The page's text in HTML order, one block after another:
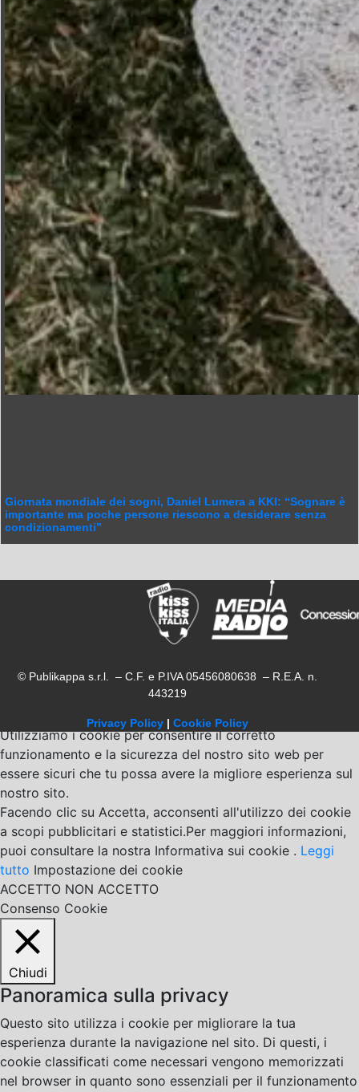
Giornata mondiale dei sogni, Daniel Lumera a KKI: “Sognare è
importante ma poche persone riescono a desiderare senza
condizionamenti”
© Publikappa s.r.l. – C.F. e P.IVA 05456080638 – R.E.A. n.
443219
Privacy Policy | Cookie Policy
Utilizziamo i cookie per consentire il corretto
funzionamento e la sicurezza del nostro sito web per
essere sicuri che tu possa avere la migliore esperienza sul
nostro sito.
Facendo clic su Accetta, acconsenti all'utilizzo dei cookie
a scopi pubblicitari e statistici.Per maggiori informazioni,
puoi consultare la nostra Informativa sui cookie . Leggi
tutto Impostazione dei cookie
ACCETTO NON ACCETTO
Consenso Cookie
Chiudi
Panoramica sulla privacy
Questo sito utilizza i cookie per migliorare la tua
esperienza durante la navigazione nel sito. Di questi, i
cookie classificati come necessari vengono memorizzati
nel browser in quanto sono essenziali per il funzionamento